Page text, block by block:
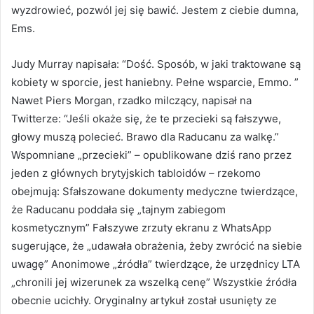
wyzdrowieć, pozwól jej się bawić. Jestem z ciebie dumna,
Ems.
Judy Murray napisała: “Dość. Sposób, w jaki traktowane są
kobiety w sporcie, jest haniebny. Pełne wsparcie, Emmo. ”
Nawet Piers Morgan, rzadko milczący, napisał na
Twitterze: “Jeśli okaże się, że te przecieki są fałszywe,
głowy muszą polecieć. Brawo dla Raducanu za walkę.”
Wspomniane „przecieki” – opublikowane dziś rano przez
jeden z głównych brytyjskich tabloidów – rzekomo
obejmują: Sfałszowane dokumenty medyczne twierdzące,
że Raducanu poddała się „tajnym zabiegom
kosmetycznym” Fałszywe zrzuty ekranu z WhatsApp
sugerujące, że „udawała obrażenia, żeby zwrócić na siebie
uwagę” Anonimowe „źródła” twierdzące, że urzędnicy LTA
„chronili jej wizerunek za wszelką cenę” Wszystkie źródła
obecnie ucichły. Oryginalny artykuł został usunięty ze